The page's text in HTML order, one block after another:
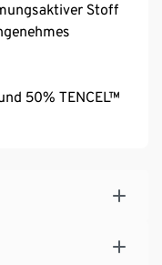
Stoff
50% TENCEL™